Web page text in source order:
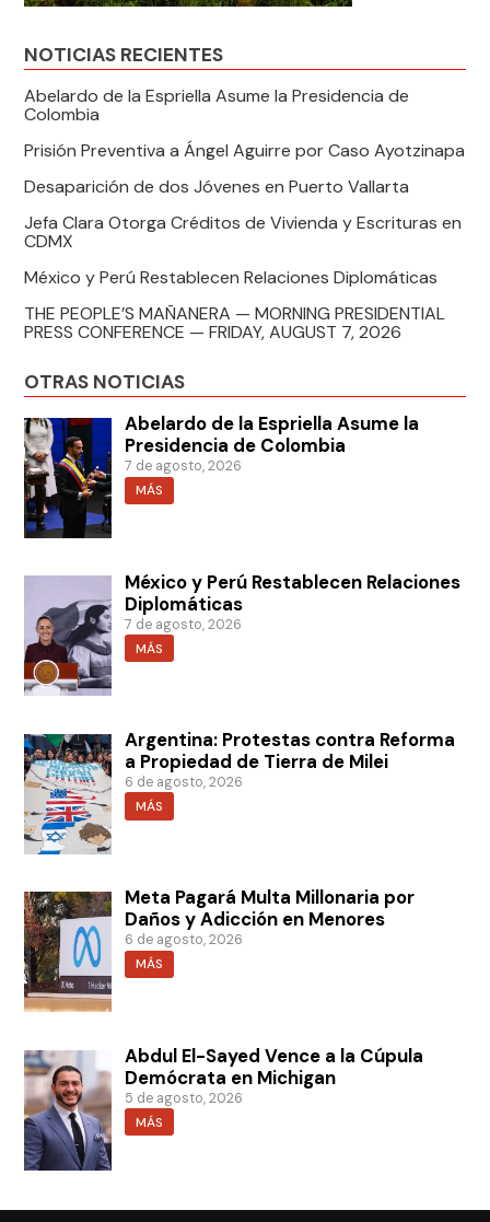
NOTICIAS RECIENTES
Abelardo de la Espriella Asume la Presidencia de
Colombia
Prisión Preventiva a Ángel Aguirre por Caso Ayotzinapa
Desaparición de dos Jóvenes en Puerto Vallarta
Jefa Clara Otorga Créditos de Vivienda y Escrituras en
CDMX
México y Perú Restablecen Relaciones Diplomáticas
THE PEOPLE’S MAÑANERA — MORNING PRESIDENTIAL
PRESS CONFERENCE — FRIDAY, AUGUST 7, 2026
OTRAS NOTICIAS
Abelardo de la Espriella Asume la
Presidencia de Colombia
7 de agosto, 2026
MÁS
México y Perú Restablecen Relaciones
Diplomáticas
7 de agosto, 2026
MÁS
Argentina: Protestas contra Reforma
a Propiedad de Tierra de Milei
6 de agosto, 2026
MÁS
Meta Pagará Multa Millonaria por
Daños y Adicción en Menores
6 de agosto, 2026
MÁS
Abdul El-Sayed Vence a la Cúpula
Demócrata en Michigan
5 de agosto, 2026
MÁS